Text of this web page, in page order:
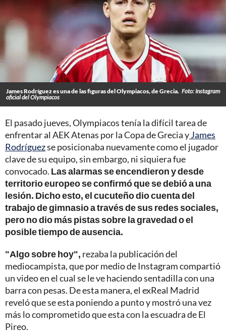
James Rodríguez es una de las figuras del Olympiacos, de Grecia. Foto: Instagram
oficial del Olympiacos
El pasado jueves, Olympiacos tenía la difícil tarea de
enfrentar al AEK Atenas por la Copa de Grecia yJames
Rodríguezse posicionaba nuevamente como el jugador
clave de su equipo, sin embargo, ni siquiera fue
convocado. Las alarmas se encendieron y desde
territorio europeo se confirmó que se debió a una
lesión. Dicho esto, el cucuteño dio cuenta del
trabajo de gimnasio a través de sus redes sociales,
pero no dio más pistas sobre la gravedad o el
posible tiempo de ausencia.
"Algo sobre hoy", rezaba la publicación del
mediocampista, que por medio de Instagram compartió
un video en el cual se le ve haciendo sentadilla con una
barra con pesas. De esta manera, el exReal Madrid
reveló que se esta poniendo a punto y mostró una vez
más lo comprometido que esta con la escuadra de El
Pireo.